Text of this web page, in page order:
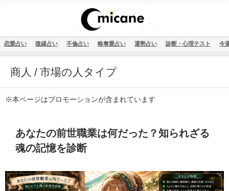
恋愛占い 復縁占い 不倫占い 略奪愛占い 運勢占い 診断・心理テスト 今
商人 / 市場の人タイプ
※本ページはプロモーションが含まれています
あなたの前世職業は何だった？知られざる
魂の記憶を診断